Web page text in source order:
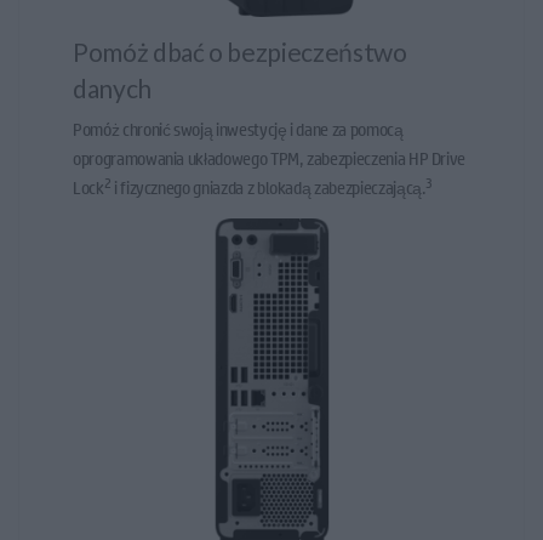
Pomóż dbać o bezpieczeństwo
danych
Pomóż chronić swoją inwestycję i dane za pomocą
oprogramowania układowego TPM, zabezpieczenia HP Drive
Lock2 i fizycznego gniazda z blokadą zabezpieczającą.3